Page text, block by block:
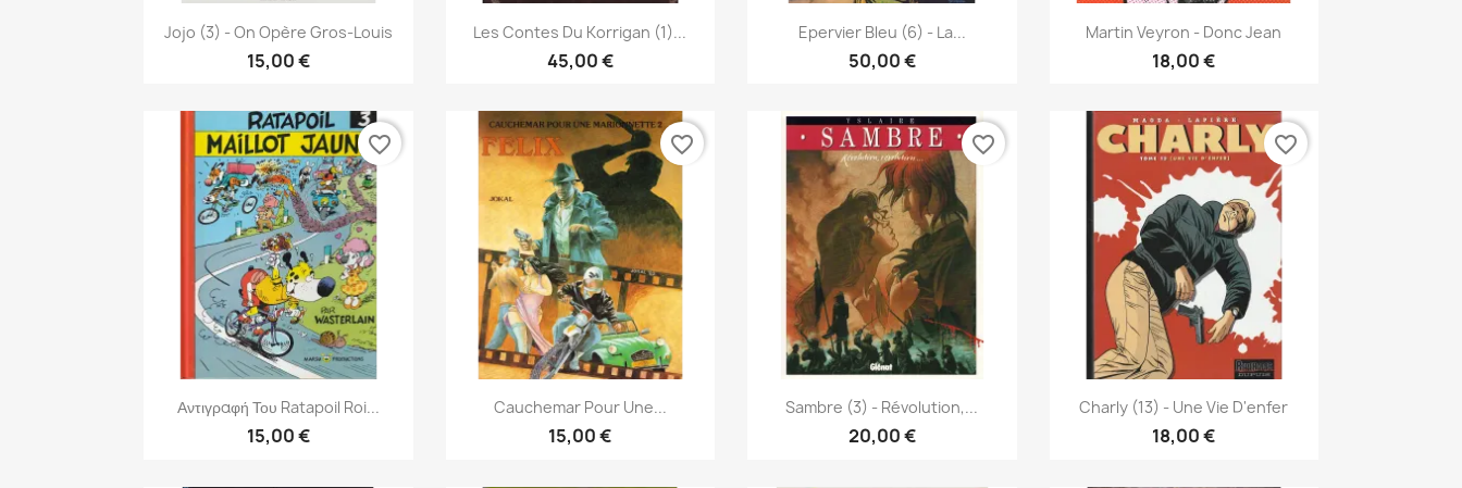
 Γρήγορη προβολή
Jojo (3) - On Opère Gros-Louis
15,00 €
Γρήγορη προβολή
Les Contes Du Korrigan (1)...
45,00 €
Γρήγορη προβολή
Epervier Bleu (6) - La...
50,00 €
Γρήγορη προβολή
Martin Veyron - Donc Jean
18,00 €
Γρήγορη προβολή
Αντιγραφή Του Ratapoil Roi...
15,00 €
favorite_border
Γρήγορη προβολή
Cauchemar Pour Une...
15,00 €
favorite_border
Γρήγορη προβολή
Sambre (3) - Révolution,...
20,00 €
favorite_border
Γρήγορη προβολή
Charly (13) - Une Vie D'enfer
18,00 €
favorite_border